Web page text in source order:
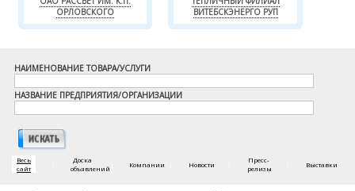
ОРЛОВСКОГО
ВИТЕБСКЭНЕРГО РУП
НАИМЕНОВАНИЕ ТОВАРА/УСЛУГИ
НАЗВАНИЕ ПРЕДПРИЯТИЯ/ОРГАНИЗАЦИИ
Весь
сайт
Доска
объявлений
Компании Новости
Пресс-
релизы
Выставки